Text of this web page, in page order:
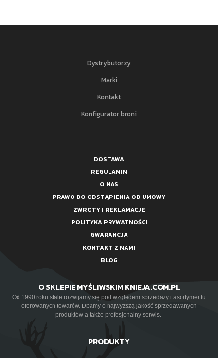
Dystrybutorzy
Marki
Kontakt
Konfigurator broni
DOSTAWA
REGULAMIN
O NAS
PRAWO DO ODSTĄPIENIA OD UMOWY
ZWROTY I REKLAMACJE
POLITYKA PRYWATNOŚCI
GWARANCJA
KONTAKT Z NAMI
BLOG
O SKLEPIE MYŚLIWSKIM KNIEJA.COM.PL
Od 1990 roku stale rozwijamy się pod względem sprzedaży i asortymentu
oferowanych towarów. Dbamy o najwyższą jakość sprzedawanych
produktów a także profesjonalny serwis.
PRODUKTY